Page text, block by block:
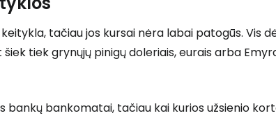
tačiau jos kursai nėra labai patogūs. Vis
tiek grynųjų pinigų doleriais, eurais arba
bankų bankomatai, tačiau kai kurios užsienio
prie
bendruomenė